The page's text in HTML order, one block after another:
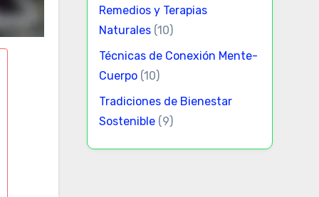
Remedios y Terapias
Naturales(10)
Técnicas de Conexión Mente-
Cuerpo(10)
Tradiciones de Bienestar
Sostenible(9)